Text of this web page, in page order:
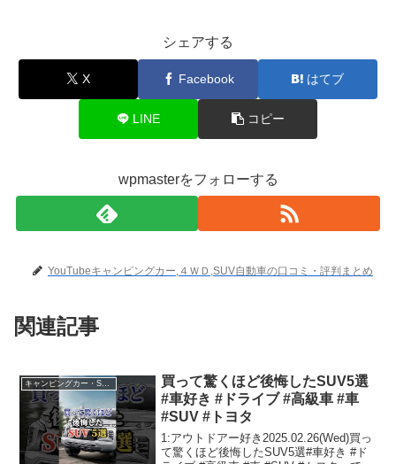
シェアする
X Facebook はてブ
LINE コピー
wpmasterをフォローする
YouTubeキャンピングカー,４ＷＤ,SUV自動車の口コミ・評判まとめ
関連記事
買って驚くほど後悔したSUV5選
#車好き #ドライブ #高級車 #車
#SUV #トヨタ
1:アウトドアー好き2025.02.26(Wed)買っ
て驚くほど後悔したSUV5選#車好き #ド